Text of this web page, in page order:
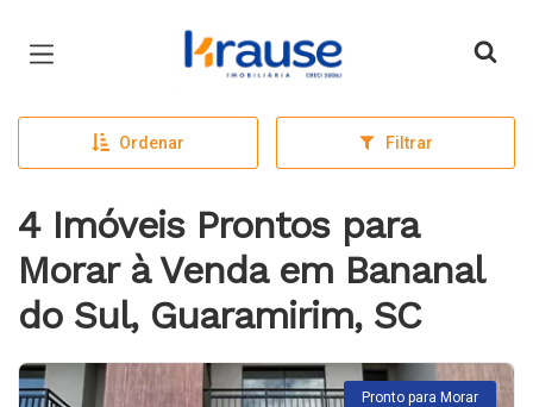
Página inicial
Ordenar Filtrar
4 Imóveis Prontos para
Morar à Venda em Bananal
do Sul, Guaramirim, SC
Pronto para Morar